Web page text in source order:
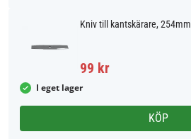
Kniv till kantskärare, 254mm
99 kr
I eget lager
KÖP